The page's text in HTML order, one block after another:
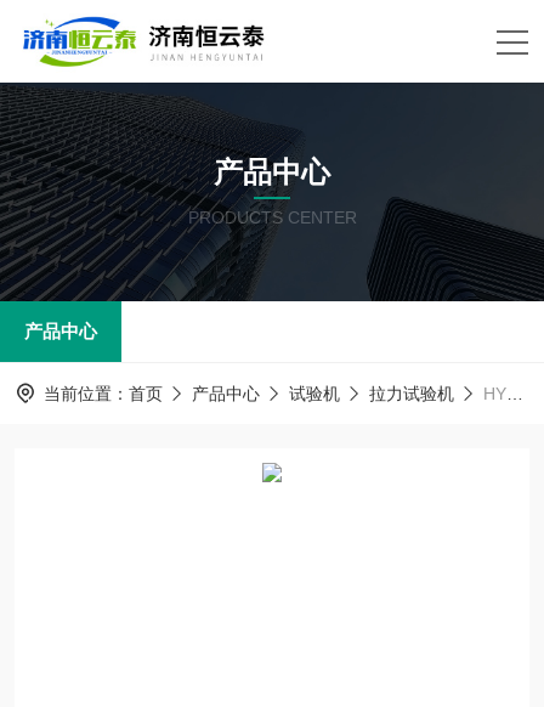
产品中心
PRODUCTS CENTER
产品中心
当前位置： 首页 产品中心 试验机 拉力试验机 HYT-708小型纸张、薄膜拉力试验机